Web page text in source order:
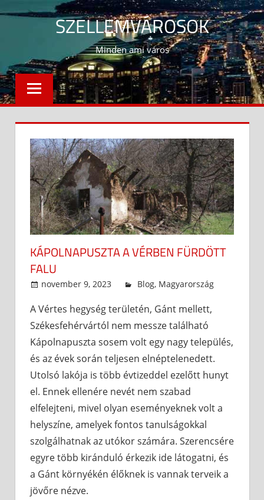
SZELLEMVÁROSOK
Minden ami város
KÁPOLNAPUSZTA A VÉRBEN FÜRDÖTT
FALU
november 9, 2023 admin
Blog, Magyarország
A Vértes hegység területén, Gánt mellett,
Székesfehérvártól nem messze található
Kápolnapuszta sosem volt egy nagy település,
és az évek során teljesen elnéptelenedett.
Utolsó lakója is több évtizeddel ezelőtt hunyt
el. Ennek ellenére nevét nem szabad
elfelejteni, mivel olyan eseményeknek volt a
helyszíne, amelyek fontos tanulságokkal
szolgálhatnak az utókor számára. Szerencsére
egyre több kiránduló érkezik ide látogatni, és
a Gánt környékén élőknek is vannak terveik a
jövőre nézve.